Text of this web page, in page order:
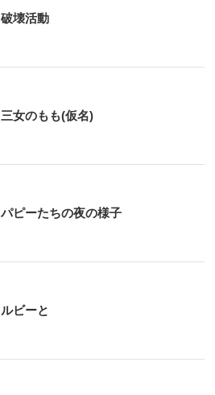
破壊活動
三女のもも(仮名)
パピーたちの夜の様子
ルビーと